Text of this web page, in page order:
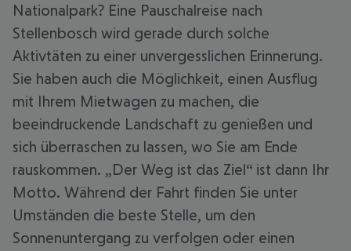
Nationalpark? Eine Pauschalreise nach
Stellenbosch wird gerade durch solche
Aktivtäten zu einer unvergesslichen Erinnerung.
Sie haben auch die Möglichkeit, einen Ausflug
mit Ihrem Mietwagen zu machen, die
beeindruckende Landschaft zu genießen und
sich überraschen zu lassen, wo Sie am Ende
rauskommen. „Der Weg ist das Ziel“ ist dann Ihr
Motto. Während der Fahrt finden Sie unter
Umständen die beste Stelle, um den
Sonnenuntergang zu verfolgen oder einen